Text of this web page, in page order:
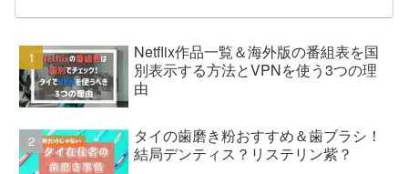
Netflix作品一覧＆海外版の番組表を国
別表示する方法とVPNを使う3つの理
由
タイの歯磨き粉おすすめ＆歯ブラシ！
結局デンティス？リステリン紫？